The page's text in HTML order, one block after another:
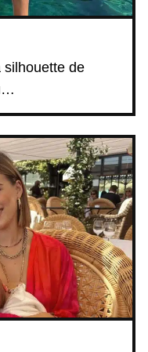
silhouette de